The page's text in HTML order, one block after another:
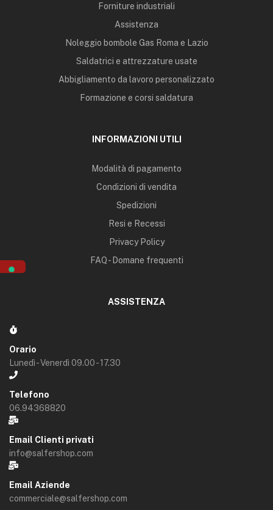
Forniture industriali
Assistenza
Noleggio bombole Gas Roma e Lazio
Saldatrici e attrezzature usate
Abbigliamento da lavoro personalizzato
Formazione e corsi saldatura
INFORMAZIONI UTILI
Modalità di pagamento
Condizioni di vendita
Spedizioni
Resi e Recessi
Privacy Policy
FAQ - Domane frequenti
ASSISTENZA
Orario
Lunedì - Venerdì 09.00 - 17.30
Telefono
06.94368820
Email Clienti privati
info@salfershop.com
Email Aziende
commerciale@salfershop.com